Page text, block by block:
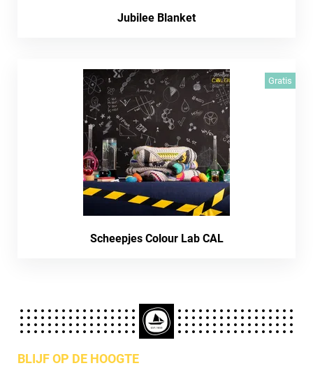
Jubilee Blanket
Gratis
Scheepjes Colour Lab CAL
BLIJF OP DE HOOGTE